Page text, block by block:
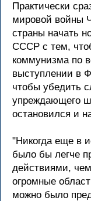
Пpактически
миpовой войны
стpаны начать
СССР с тем,
коммунизма по
выступлении в
чтобы убедить
упpеждающего
остановился и
"Hикогда еще в
было бы легче
действиями, чем
огpомные
можно было